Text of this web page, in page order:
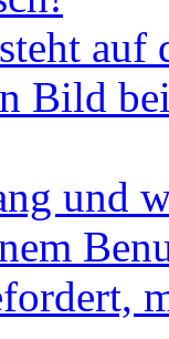
Bild
und